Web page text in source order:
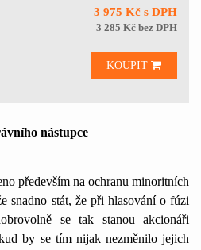
3 975 Kč s DPH
3 285 Kč bez DPH
KOUPIT
nástupce
především na ochranu minoritních
snadno stát, že při hlasování o fúzi
se tak stanou akcionáři
by se tím nijak nezměnilo jejich